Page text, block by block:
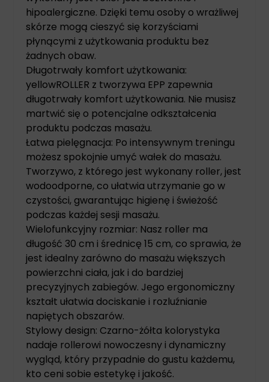
hipoalergiczne. Dzięki temu osoby o wrażliwej
skórze mogą cieszyć się korzyściami
płynącymi z użytkowania produktu bez
żadnych obaw.
Długotrwały komfort użytkowania:
yellowROLLER z tworzywa EPP zapewnia
długotrwały komfort użytkowania. Nie musisz
martwić się o potencjalne odkształcenia
produktu podczas masażu.
Łatwa pielęgnacja: Po intensywnym treningu
możesz spokojnie umyć wałek do masażu.
Tworzywo, z którego jest wykonany roller, jest
wodoodporne, co ułatwia utrzymanie go w
czystości, gwarantując higienę i świeżość
podczas każdej sesji masażu.
Wielofunkcyjny rozmiar: Nasz roller ma
długość 30 cm i średnicę 15 cm, co sprawia, że
jest idealny zarówno do masażu większych
powierzchni ciała, jak i do bardziej
precyzyjnych zabiegów. Jego ergonomiczny
kształt ułatwia dociskanie i rozluźnianie
napiętych obszarów.
Stylowy design: Czarno-żółta kolorystyka
nadaje rollerowi nowoczesny i dynamiczny
wygląd, który przypadnie do gustu każdemu,
kto ceni sobie estetykę i jakość.